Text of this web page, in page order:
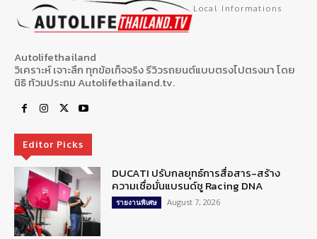
Local Informations
Autolifethailand
วิเคราะห์ เจาะลึก ทุกข้อเท็จจริง รีวิวรถยนต์แบบตรงไปตรงมา โดย
นิธิ ท้วมประถม Autolifethailand.tv.
Editor Picks
DUCATI ปรับกลยุทธ์การสื่อสาร-สร้าง
ความเชื่อมั่นแบรนด์ชู Racing DNA
รายงานพิเศษ August 7, 2026